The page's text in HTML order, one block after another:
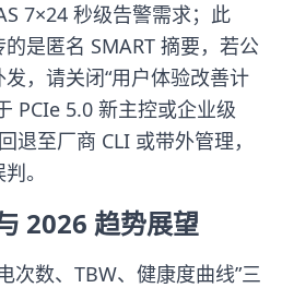
7×24 秒级告警需求；此
是匿名 SMART 摘要，若公
，请关闭“用户体验改善计
PCIe 5.0 新主控或企业级
退至厂商 CLI 或带外管理，
。
2026 趋势展望
次数、TBW、健康度曲线”三